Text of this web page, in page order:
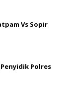
Vs Sopir
Polres